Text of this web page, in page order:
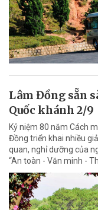
Lâm Đồng sẵn
Quốc khánh 2/9
Kỷ niệm 80 năm Cách
Đồng triển khai nhiều
quan, nghỉ dưỡng của
“An toàn - Văn minh -